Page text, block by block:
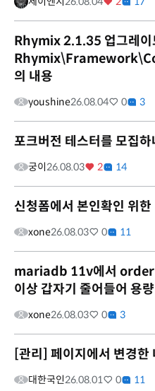
Rhymix 2.1.35 업그레이
의 내용
youshine26.08.04 0 3
포크버전 테스터를 모집하
궁이26.08.03 2 14
신청폼에서 본인확인 위
xone26.08.03 0 11
mariadb 11v에서 order
이상 갑자기 줄어들어 용
xone26.08.03 0 3
[관리] 페이지에서 변경한
대한국인26.08.01 0 11